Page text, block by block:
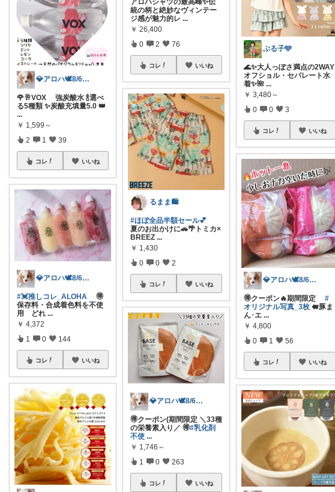
💎アロハ🕊️8/6ありがと✨無添加
🌹🥂VOX 強炭酸水 🍾選べ
る5種類 ✨炭酸充填量5.0 👑
...
￥ 1,599～
2 1 39
コレ いいね
💎アロハ🕊️8/6ありがと✨無添加
#💓推しコレ_ALOHA 🉐
保存料・合成着色料を不使
用 どれ ...
￥ 4,372
1 0 144
コレ いいね
アロハシャツの最高峰✨伝
統の柄と絶妙なヴィンテー
ジ感が魅力的レ ...
￥ 26,400
0 2 76
コレ いいね
るまま🛍️
#ほぼ全品半額セール💕
夏のお出かけに🚗🌴トミカ×
BREEZ ...
￥ 1,430
0 0 2
コレ いいね
💎アロハ🕊️8/6ありがと✨無添加
🉐クーポン(期間限定 ＼33種
の栄養素入り／ 🉐#乳化剤
不使 ...
￥ 1,746～
1 0 263
コレ いいね
ぶる子🩵
🌊✨大人っぽさ満点の2WAY
オフショル・セパレート水
着✨🌺...
￥ 3,480～
0 0 3
コレ いいね
💎アロハ🕊️8/6ありがと✨無添加
🉐クーポン🔥期間限定#
オリジナル写真_3枚 🐖豚ま
ん･エ ...
￥ 4,800
0 1 56
コレ いいね